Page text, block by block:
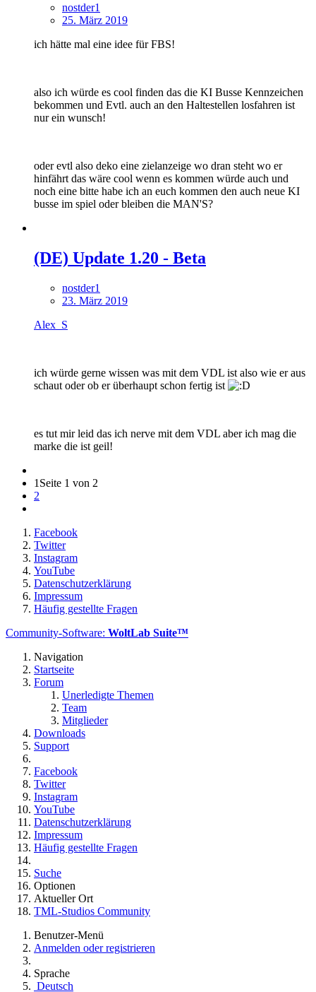
nostder1
25. März 2019
ich hätte mal eine idee für FBS!
also ich würde es cool finden das die KI Busse Kennzeichen
bekommen und Evtl. auch an den Haltestellen losfahren ist
nur ein wunsch!
oder evtl also deko eine zielanzeige wo dran steht wo er
hinfährt das wäre cool wenn es kommen würde auch und
noch eine bitte habe ich an euch kommen den auch neue KI
busse im spiel oder bleiben die MAN'S?
(DE) Update 1.20 - Beta
nostder1
23. März 2019
Alex_S
ich würde gerne wissen was mit dem VDL ist also wie er aus
schaut oder ob er überhaupt schon fertig ist
es tut mir leid das ich nerve mit dem VDL aber ich mag die
marke die ist geil!
1 Seite 1 von 2
2
Facebook
Twitter
Instagram
YouTube
Datenschutzerklärung
Impressum
Häufig gestellte Fragen
Community-Software: WoltLab Suite™
Navigation
Startseite
Forum
Unerledigte Themen
Team
Mitglieder
Downloads
Support
Facebook
Twitter
Instagram
YouTube
Datenschutzerklärung
Impressum
Häufig gestellte Fragen
Suche
Optionen
Aktueller Ort
TML-Studios Community
Benutzer-Menü
Anmelden oder registrieren
Sprache
Deutsch